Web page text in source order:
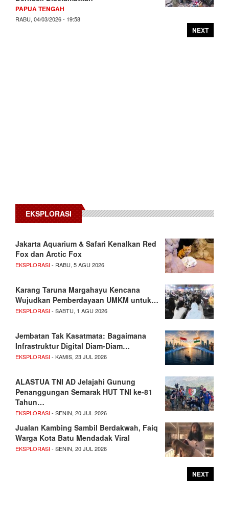
PAPUA TENGAH
RABU, 04/03/2026 - 19:58
NEXT
EKSPLORASI
Jakarta Aquarium & Safari Kenalkan Red
Fox dan Arctic Fox
EKSPLORASI- RABU, 5 AGU 2026
Karang Taruna Margahayu Kencana
Wujudkan Pemberdayaan UMKM untuk…
EKSPLORASI- SABTU, 1 AGU 2026
Jembatan Tak Kasatmata: Bagaimana
Infrastruktur Digital Diam-Diam…
EKSPLORASI- KAMIS, 23 JUL 2026
ALASTUA TNI AD Jelajahi Gunung
Penanggungan Semarak HUT TNI ke-81
Tahun…
EKSPLORASI- SENIN, 20 JUL 2026
Jualan Kambing Sambil Berdakwah, Faiq
Warga Kota Batu Mendadak Viral
EKSPLORASI- SENIN, 20 JUL 2026
NEXT